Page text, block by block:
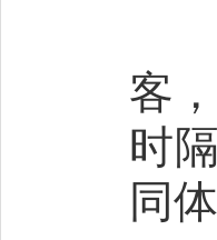
客
时
同